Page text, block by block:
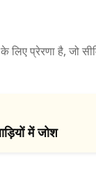
लिए प्रेरणा है, जो
में जोश